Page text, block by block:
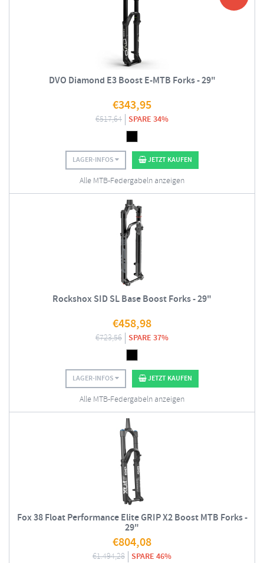
DVO Diamond E3 Boost E-MTB Forks - 29"
€343,95
€517,64 SPARE 34%
LAGER-INFOS JETZT KAUFEN
Alle MTB-Federgabeln anzeigen
Rockshox SID SL Base Boost Forks - 29"
€458,98
€723,56 SPARE 37%
LAGER-INFOS JETZT KAUFEN
Alle MTB-Federgabeln anzeigen
Fox 38 Float Performance Elite GRIP X2 Boost MTB Forks -
29"
€804,08
€1.494,28 SPARE 46%